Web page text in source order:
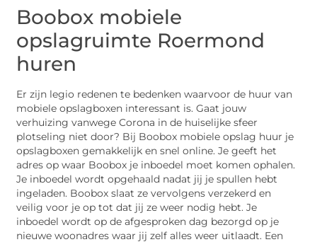
Boobox mobiele
opslagruimte Roermond
huren
Er zijn legio redenen te bedenken waarvoor de huur van
mobiele opslagboxen interessant is. Gaat jouw
verhuizing vanwege Corona in de huiselijke sfeer
plotseling niet door? Bij Boobox mobiele opslag huur je
opslagboxen gemakkelijk en snel online. Je geeft het
adres op waar Boobox je inboedel moet komen ophalen.
Je inboedel wordt opgehaald nadat jij je spullen hebt
ingeladen. Boobox slaat ze vervolgens verzekerd en
veilig voor je op tot dat jij ze weer nodig hebt. Je
inboedel wordt op de afgesproken dag bezorgd op je
nieuwe woonadres waar jij zelf alles weer uitlaadt. Een